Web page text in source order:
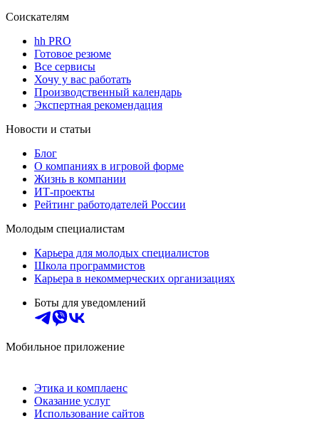
Соискателям
hh PRO
Готовое резюме
Все сервисы
Хочу у вас работать
Производственный календарь
Экспертная рекомендация
Новости и статьи
Блог
О компаниях в игровой форме
Жизнь в компании
ИТ-проекты
Рейтинг работодателей России
Молодым специалистам
Карьера для молодых специалистов
Школа программистов
Карьера в некоммерческих организациях
Боты для уведомлений
Мобильное приложение
Этика и комплаенс
Оказание услуг
Использование сайтов